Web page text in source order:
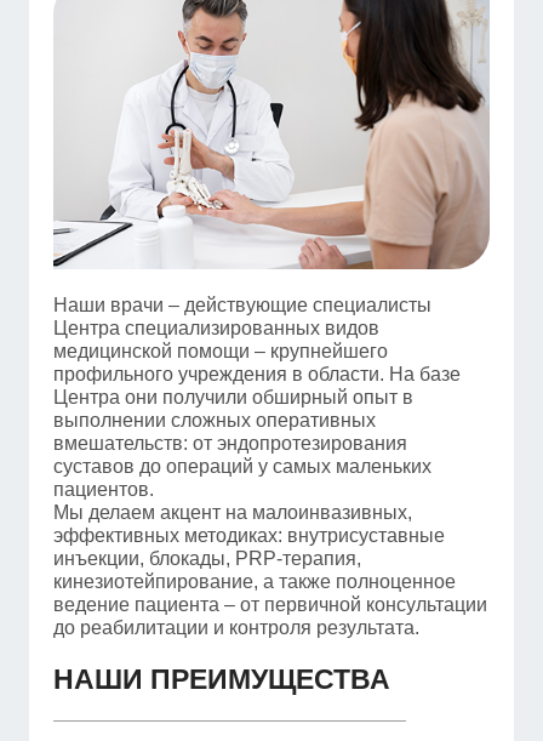
Наши врачи – действующие специалисты
Центра специализированных видов
медицинской помощи – крупнейшего
профильного учреждения в области. На базе
Центра они получили обширный опыт в
выполнении сложных оперативных
вмешательств: от эндопротезирования
суставов до операций у самых маленьких
пациентов.
Мы делаем акцент на малоинвазивных,
эффективных методиках: внутрисуставные
инъекции, блокады, PRP-терапия,
кинезиотейпирование, а также полноценное
ведение пациента – от первичной консультации
до реабилитации и контроля результата.
НАШИ ПРЕИМУЩЕСТВА